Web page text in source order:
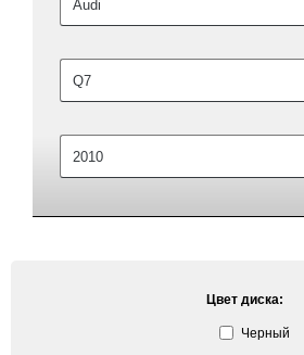
Цвет диска:
Черный